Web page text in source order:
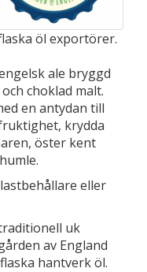
öl exportörer.
ale bryggd
choklad malt.
en antydan till
krydda
öster kent
eller
uk
av England
hantverk öl.